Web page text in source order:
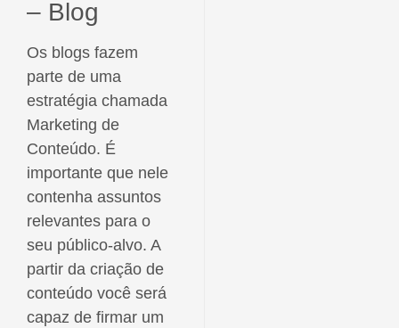
– Blog
Os blogs fazem
parte de uma
estratégia chamada
Marketing de
Conteúdo. É
importante que nele
contenha assuntos
relevantes para o
seu público-alvo. A
partir da criação de
conteúdo você será
capaz de firmar um